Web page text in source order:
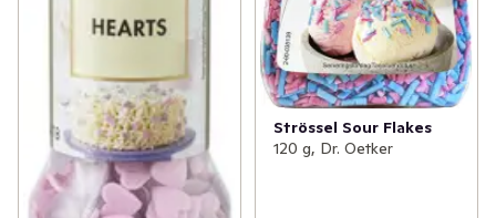
Strössel Sour Flakes
120 g, Dr. Oetker